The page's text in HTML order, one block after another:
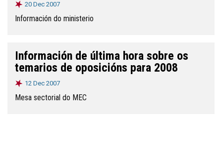
20 Dec 2007
Información do ministerio
Información de última hora sobre os
temarios de oposicións para 2008
12 Dec 2007
Mesa sectorial do MEC